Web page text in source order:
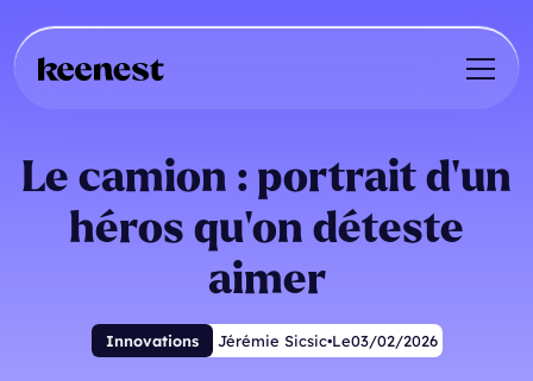
Le camion : portrait d’un
héros qu’on déteste
aimer
Innovations Jérémie Sicsic•Le03/02/2026